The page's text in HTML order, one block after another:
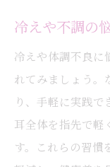
冷えや不調の
冷えや体調不良に
れてみましょう。
り、手軽に実践で
耳全体を指先で軽
す。これらの習慣